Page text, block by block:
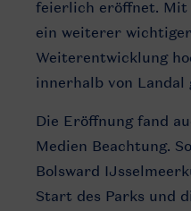
feierlich eröffnet. Mit
ein weiterer
Weiterentwicklung
innerhalb von Landal
Die Eröffnung fand
Medien Beachtung.
Bolsward
Start des Parks und